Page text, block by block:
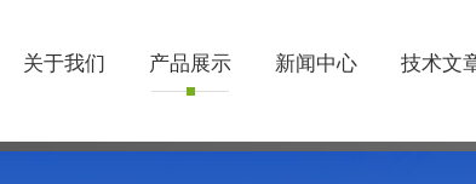
关于我们 产品展示 新闻中心 技术文